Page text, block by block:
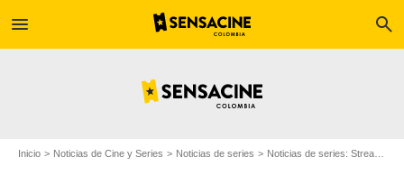
menu search
Inicio Noticias de Cine y Series Noticias de series Noticias de series: Streaming